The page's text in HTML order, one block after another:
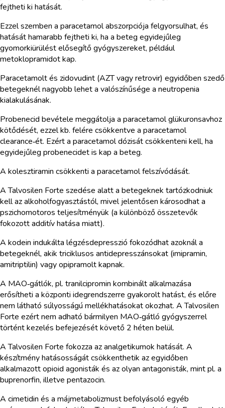
fejtheti ki hatását.
Ezzel szemben a paracetamol abszorpciója felgyorsulhat, és
hatását hamarabb fejtheti ki, ha a beteg egyidejűleg
gyomorkiürülést elősegítő gyógyszereket, például
metoklopramidot kap.
Paracetamolt és zidovudint (AZT vagy retrovir) egyidőben szedő
betegeknél nagyobb lehet a valószínűsége a neutropenia
kialakulásának.
Probenecid bevétele meggátolja a paracetamol glükuronsavhoz
kötődését, ezzel kb. felére csökkentve a paracetamol
clearance‑ét. Ezért a paracetamol dózisát csökkenteni kell, ha
egyidejűleg probenecidet is kap a beteg.
A kolesztiramin csökkenti a paracetamol felszívódását.
A Talvosilen Forte szedése alatt a betegeknek tartózkodniuk
kell az alkoholfogyasztástól, mivel jelentősen károsodhat a
pszichomotoros teljesítményük (a különböző összetevők
fokozott additív hatása miatt).
A kodein indukálta légzésdepresszió fokozódhat azoknál a
betegeknél, akik triciklusos antidepresszánsokat (imipramin,
amitriptilin) vagy opipramolt kapnak.
A MAO‑gátlók, pl. tranilcipromin kombinált alkalmazása
erősítheti a központi idegrendszerre gyakorolt hatást, és előre
nem látható súlyosságú mellékhatásokat okozhat. A Talvosilen
Forte ezért nem adható bármilyen MAO‑gátló gyógyszerrel
történt kezelés befejezését követő 2 héten belül.
A Talvosilen Forte fokozza az analgetikumok hatását. A
készítmény hatásosságát csökkenthetik az egyidőben
alkalmazott opioid agonisták és az olyan antagonisták, mint pl. a
buprenorfin, illetve pentazocin.
A cimetidin és a májmetabolizmust befolyásoló egyéb